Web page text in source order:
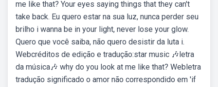
me like that? Your eyes saying things that they can't
take back. Eu quero estar na sua luz, nunca perder seu
brilho i wanna be in your light, never lose your glow.
Quero que você saiba, não quero desistir da luta i.
Webcréditos de edição e tradução:star music 🎶letra
da música🎶 why do you look at me like that? Webletra
tradução significado o amor não correspondido em 'if